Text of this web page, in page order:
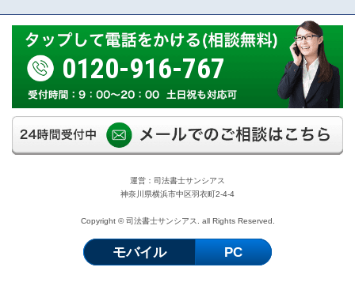
0120-916-767
運営：司法書士サンシアス
神奈川県横浜市中区羽衣町2-4-4
Copyright © 司法書士サンシアス. all Rights Reserved.
モバイル PC